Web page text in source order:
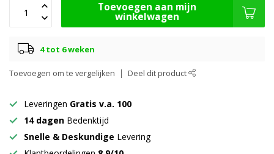
Toevoegen aan mijn
winkelwagen
4 tot 6 weken
Toevoegen om te vergelijken Deel dit product
Leveringen Gratis v.a. 100
14 dagen Bedenktijd
Snelle & Deskundige Levering